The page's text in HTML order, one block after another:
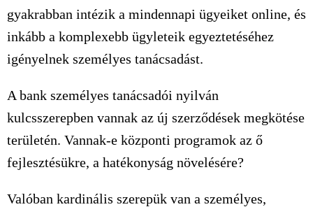
gyakrabban intézik a mindennapi ügyeiket online, és
inkább a komplexebb ügyleteik egyeztetéséhez
igényelnek személyes tanácsadást.
A bank személyes tanácsadói nyilván
kulcsszerepben vannak az új szerződések megkötése
területén. Vannak-e központi programok az ő
fejlesztésükre, a hatékonyság növelésére?
Valóban kardinális szerepük van a személyes,